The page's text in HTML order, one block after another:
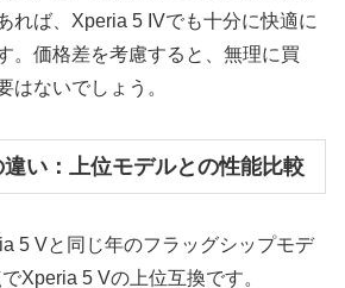
れば、Xperia 5 IVでも十分に快適に
。価格差を考慮すると、無理に買
はないでしょう。
い：上位モデルとの性能比較
5 Vと同じ年のフラッグシップモデ
Xperia 5 Vの上位互換です。